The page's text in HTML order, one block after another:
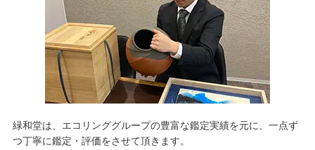
緑和堂は、エコリンググループの豊富な鑑定実績を元に、一点ず
つ丁寧に鑑定・評価をさせて頂きます。